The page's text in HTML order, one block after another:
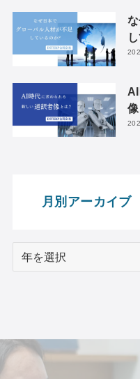
月別アーカイブ
ア
ー